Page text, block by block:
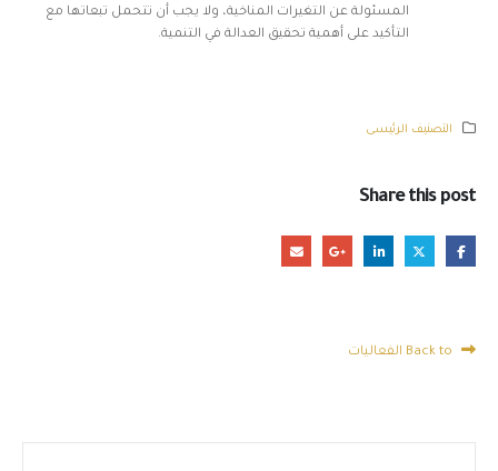
المسئولة عن التغيرات المناخية، ولا يجب أن تتحمل تبعاتها مع
التأكيد على أهمية تحقيق العدالة في التنمية.
التصنيف الرئيسى
Share this post